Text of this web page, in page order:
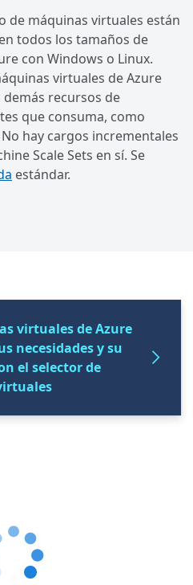
de máquinas virtuales están
todos los tamaños de
con Windows o Linux.
virtuales de Azure
recursos de
que consuma, como
hay cargos incrementales
Scale Sets en sí. Se
estándar.
virtuales de Azure
necesidades y su
el selector de